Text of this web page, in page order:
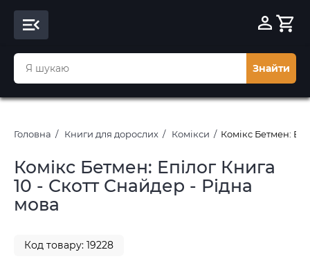
Знайти
Головна Книги для дорослих Комікси Комікс Бетмен:
Комікс Бетмен: Епілог Книга
10 - Скотт Снайдер - Рідна
мова
Код товару: 19228